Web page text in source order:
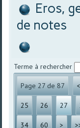
Eros,
de notes
Terme à rechercher
Page 27 de 87
25 26 27
34 60 >